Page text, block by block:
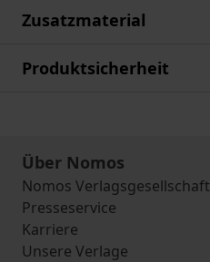
Zusatzmaterial
Produktsicherheit
Über Nomos
Nomos Verlagsgesellschaft
Presseservice
Karriere
Unsere Verlage